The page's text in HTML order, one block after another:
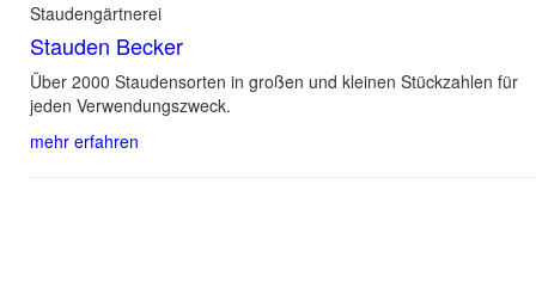
Staudengärtnerei
Stauden Becker
Über 2000 Staudensorten in großen und kleinen Stückzahlen für
jeden Verwendungszweck.
mehr erfahren